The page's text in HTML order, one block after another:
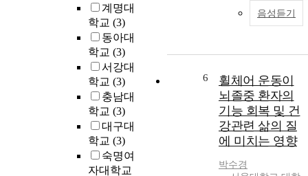
계명대
학교 (3)
동아대
학교 (3)
서강대
학교 (3)
충남대
학교 (3)
대구대
학교 (3)
숙명여
자대학교
음성듣기
6
휠체어 운동이
뇌졸중 환자의
기능 회복 및 건
강관련 삶의 질
에 미치는 영향
박수경